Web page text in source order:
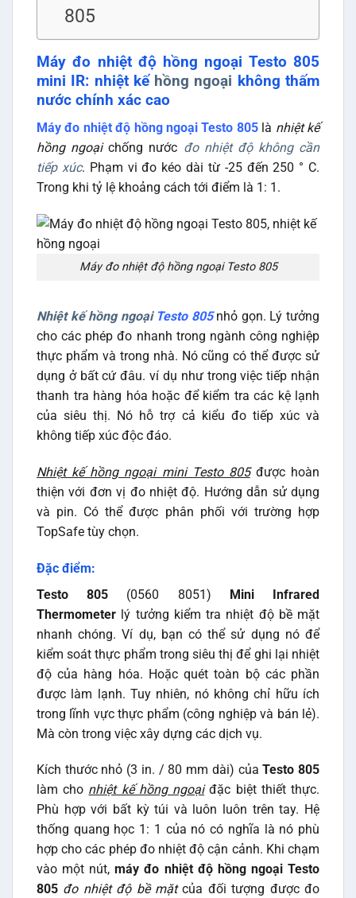
805
Máy đo nhiệt độ hồng ngoại Testo 805
mini IR: nhiệt kế hồng ngoại không thấm
nước chính xác cao
Máy đo nhiệt độ hồng ngoại Testo 805là nhiệt kế
hồng ngoạichống nước đo nhiệt độ không cần
tiếp xúc. Phạm vi đo kéo dài từ -25 đến 250 ° C.
Trong khi tỷ lệ khoảng cách tới điểm là 1: 1.
Máy đo nhiệt độ hồng ngoại Testo 805
Nhiệt kế hồng ngoạiTesto 805nhỏ gọn. Lý tưởng
cho các phép đo nhanh trong ngành công nghiệp
thực phẩm và trong nhà. Nó cũng có thể được sử
dụng ở bất cứ đâu. ví dụ như trong việc tiếp nhận
thanh tra hàng hóa hoặc để kiểm tra các kệ lạnh
của siêu thị. Nó hỗ trợ cả kiểu đo tiếp xúc và
không tiếp xúc độc đáo.
Nhiệt kế hồng ngoại mini Testo 805được hoàn
thiện với đơn vị đo nhiệt độ. Hướng dẫn sử dụng
và pin. Có thể được phân phối với trường hợp
TopSafe tùy chọn.
Đặc điểm:
Testo 805 (0560 8051) Mini Infrared
Thermometer lý tưởng kiểm tra nhiệt độ bề mặt
nhanh chóng. Ví dụ, bạn có thể sử dụng nó để
kiểm soát thực phẩm trong siêu thị để ghi lại nhiệt
độ của hàng hóa. Hoặc quét toàn bộ các phần
được làm lạnh. Tuy nhiên, nó không chỉ hữu ích
trong lĩnh vực thực phẩm (công nghiệp và bán lẻ).
Mà còn trong việc xây dựng các dịch vụ.
Kích thước nhỏ (3 in. / 80 mm dài) củaTesto 805
làm cho nhiệt kế hồng ngoạiđặc biệt thiết thực.
Phù hợp với bất kỳ túi và luôn luôn trên tay. Hệ
thống quang học 1: 1 của nó có nghĩa là nó phù
hợp cho các phép đo nhiệt độ cận cảnh. Khi chạm
vào một nút,máy đo nhiệt độ hồng ngoại Testo
805 đo nhiệt độ bề mặtcủa đối tượng được đo